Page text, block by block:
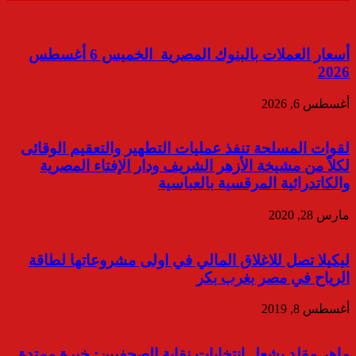
أسعار العملات بالبنوك المصرية الخميس 6 أغسطس
2026
أغسطس 6, 2026
لقوات المسلحة تنفذ عمليات التطهير والتعقيم الوقائى
لكلاً من مشيخة الأزهر الشريف ودار الإفتاء المصرية
والكاتدرائية المرقسية بالعباسية
مارس 28, 2020
ليكيلا تصل للاغلاق المالي في اولى مشروعاتها لطاقة
الرياح في مصر بغرب بكر
أغسطس 8, 2019